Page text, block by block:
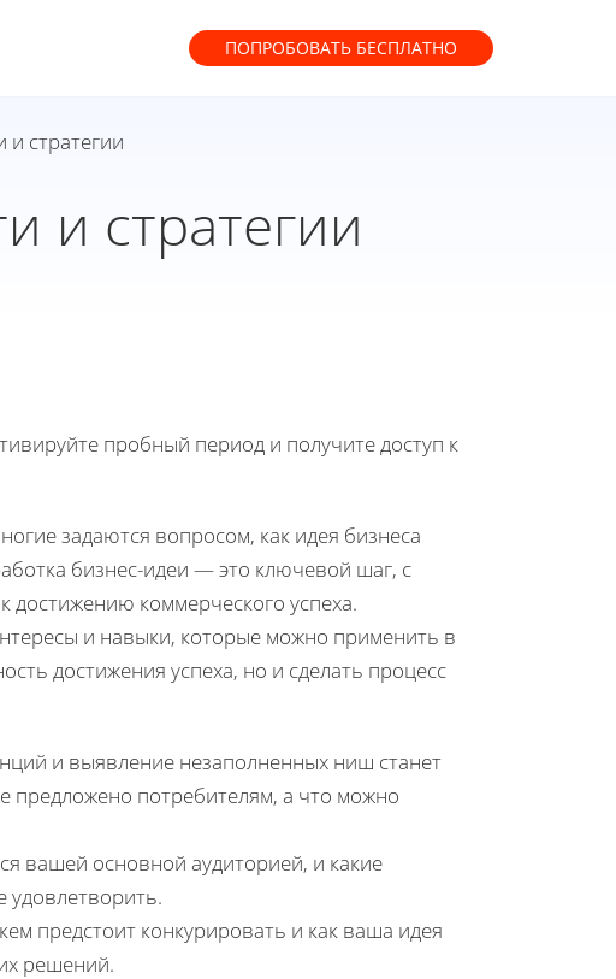
ПОПРОБОВАТЬ БЕСПЛАТНО
и стратегии
и стратегии
пробный период и получите доступ к
задаются вопросом, как идея бизнеса
бизнес-идеи — это ключевой шаг, с
достижению коммерческого успеха.
и навыки, которые можно применить в
достижения успеха, но и сделать процесс
и выявление незаполненных ниш станет
предложено потребителям, а что можно
вашей основной аудиторией, и какие
предстоит конкурировать и как ваша идея
решений.